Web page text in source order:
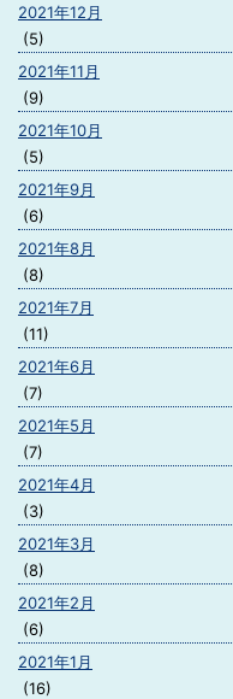
2021年12月
(5)
2021年11月
(9)
2021年10月
(5)
2021年9月
(6)
2021年8月
(8)
2021年7月
(11)
2021年6月
(7)
2021年5月
(7)
2021年4月
(3)
2021年3月
(8)
2021年2月
(6)
2021年1月
(16)